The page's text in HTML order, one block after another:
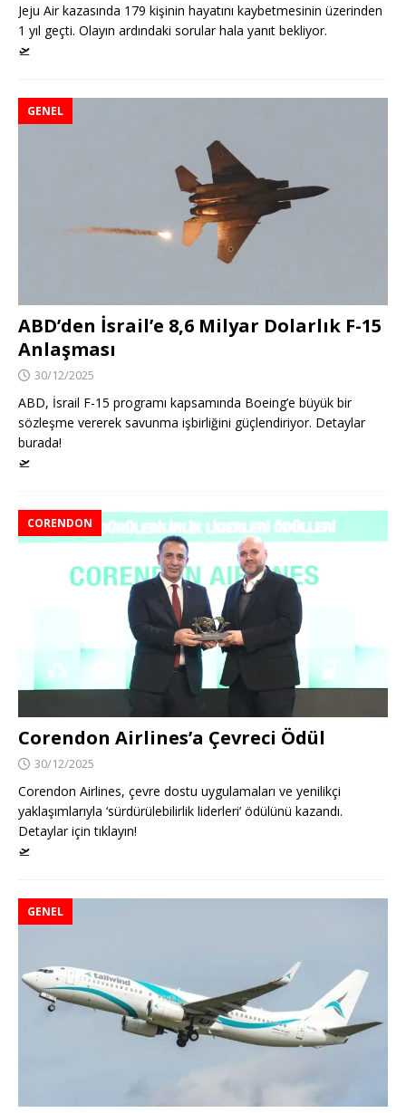
Jeju Air kazasında 179 kişinin hayatını kaybetmesinin üzerinden
1 yıl geçti. Olayın ardındaki sorular hala yanıt bekliyor.
🛫
GENEL
ABD’den İsrail’e 8,6 Milyar Dolarlık F-15
Anlaşması
30/12/2025
ABD, İsrail F-15 programı kapsamında Boeing’e büyük bir
sözleşme vererek savunma işbirliğini güçlendiriyor. Detaylar
burada!
🛫
CORENDON
Corendon Airlines’a Çevreci Ödül
30/12/2025
Corendon Airlines, çevre dostu uygulamaları ve yenilikçi
yaklaşımlarıyla ‘sürdürülebilirlik liderleri’ ödülünü kazandı.
Detaylar için tıklayın!
🛫
GENEL